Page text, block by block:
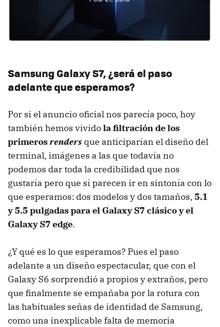
Samsung Galaxy S7, ¿será el paso
adelante que esperamos?
Por si el anuncio oficial nos parecía poco, hoy
también hemos vividola filtración de los
primerosrenders que anticiparían el diseño del
terminal, imágenes a las que todavía no
podemos dar toda la credibilidad que nos
gustaría pero que sí parecen ir en sintonía con lo
que esperamos: dos modelos y dos tamaños, 5.1
y 5.5 pulgadas para el Galaxy S7 clásico y el
Galaxy S7 edge.
¿Y qué es lo que esperamos? Pues el paso
adelante a un diseño espectacular, que con el
Galaxy S6 sorprendió a propios y extraños, pero
que finalmente se empañaba por la rotura con
las habituales señas de identidad de Samsung,
como una inexplicable falta de memoria